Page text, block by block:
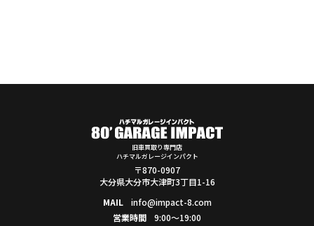
旧車買取り専門店
ハチマルガレージインパクト
〒870-0907
大分県大分市大津町3丁目1-16
MAIL
info@impact-8.com
営業時間
9:00～19:00